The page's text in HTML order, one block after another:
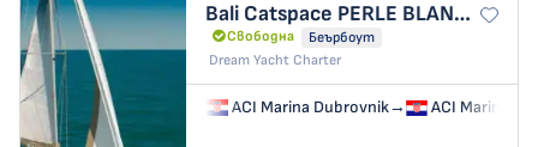
Bali Catspace PERLE BLANCHE
Свободна
Беърбоут
Dream Yacht Charter
ACI Marina Dubrovnik→ ACI Marina